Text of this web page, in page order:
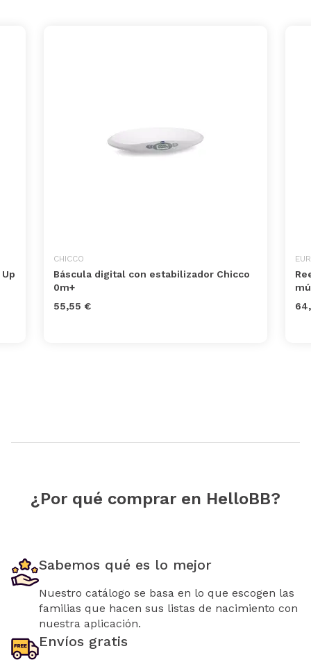
CHICCO
Báscula digital con estabilizador Chicco
0m+
55,55 €
¿Por qué comprar en HelloBB?
Sabemos qué es lo mejor
Nuestro catálogo se basa en lo que escogen las
familias que hacen sus listas de nacimiento con
nuestra aplicación.
Envíos gratis